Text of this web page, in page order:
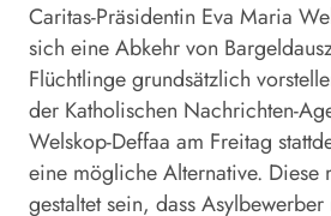
Caritas-Präsidentin Eva Maria
sich eine Abkehr von
Flüchtlinge grundsätzlich
der Katholischen Nachrichten-
Welskop-Deffaa am Freitag
eine mögliche Alternative. Diese
gestaltet sein, dass